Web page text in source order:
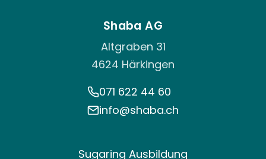
Shaba AG
Altgraben 31
4624 Härkingen
071 622 44 60
info@shaba.ch
Sugaring Ausbildung